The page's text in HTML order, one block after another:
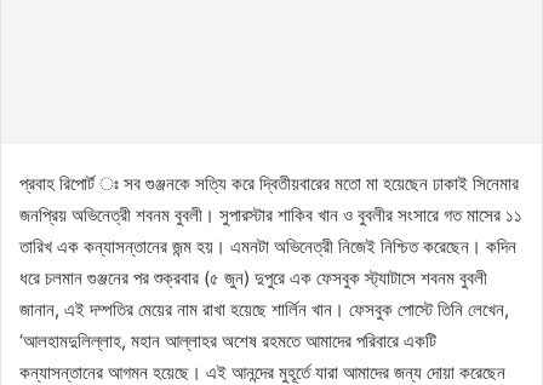
প্রবাহ রিপোর্ট ঃ সব গুঞ্জনকে সত্যি করে দ্বিতীয়বারের মতো মা হয়েছেন ঢাকাই সিনেমার
জনপ্রিয় অভিনেত্রী শবনম বুবলী। সুপারস্টার শাকিব খান ও বুবলীর সংসারে গত মাসের ১১
তারিখ এক কন্যাসন্তানের জন্ম হয়। এমনটা অভিনেত্রী নিজেই নিশ্চিত করেছেন। কদিন
ধরে চলমান গুঞ্জনের পর শুক্রবার (৫ জুন) দুপুরে এক ফেসবুক স্ট্যাটাসে শবনম বুবলী
জানান, এই দম্পতির মেয়ের নাম রাখা হয়েছে শার্লিন খান। ফেসবুক পোস্টে তিনি লেখেন,
‘আলহামদুলিল্লাহ, মহান আল্লাহর অশেষ রহমতে আমাদের পরিবারে একটি
কন্যাসন্তানের আগমন হয়েছে। এই আনন্দের মুহূর্তে যারা আমাদের জন্য দোয়া করেছেন